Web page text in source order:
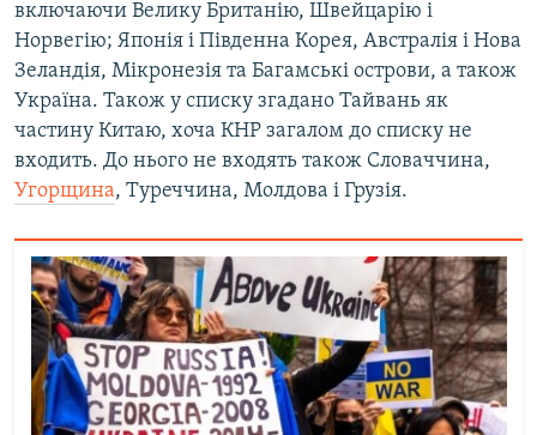
включаючи Велику Британію, Швейцарію і
Норвегію; Японія і Південна Корея, Австралія і Нова
Зеландія, Мікронезія та Багамські острови, а також
Україна. Також у списку згадано Тайвань як
частину Китаю, хоча КНР загалом до списку не
входить. До нього не входять також Словаччина,
Угорщина, Туреччина, Молдова і Грузія.